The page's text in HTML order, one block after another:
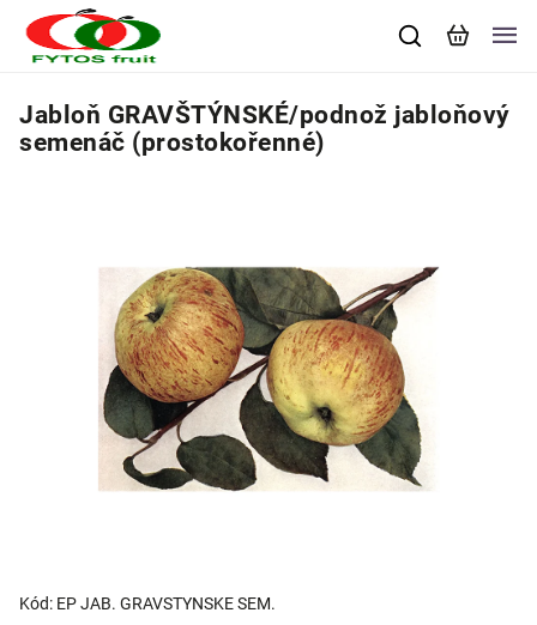
Jabloň GRAVŠTÝNSKÉ/podnož jabloňový
semenáč (prostokořenné)
Kód: EP JAB. GRAVSTYNSKE SEM.